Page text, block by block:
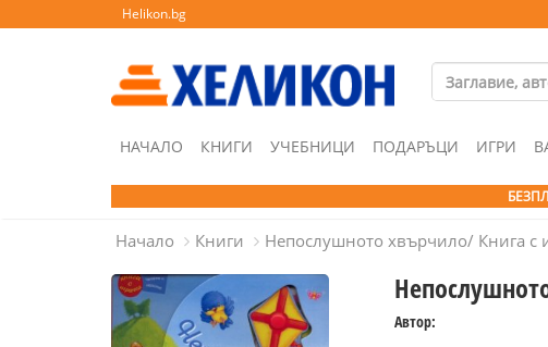
Helikon.bg
НАЧАЛО КНИГИ УЧЕБНИЦИ ПОДАРЪЦИ ИГРИ
Начало Книги Непослушното хвърчило/ Книга с
Автор: